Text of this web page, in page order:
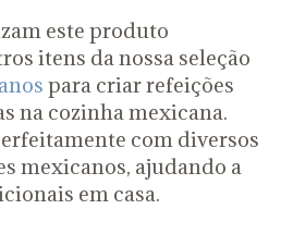
este produto
itens da nossa seleção
para criar refeições
na cozinha mexicana.
com diversos
mexicanos, ajudando a
em casa.